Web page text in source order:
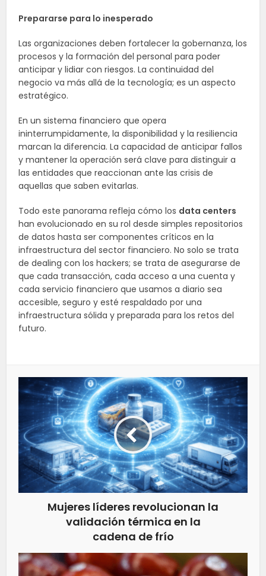
Prepararse para lo inesperado
Las organizaciones deben fortalecer la gobernanza, los
procesos y la formación del personal para poder
anticipar y lidiar con riesgos. La continuidad del
negocio va más allá de la tecnología; es un aspecto
estratégico.
En un sistema financiero que opera
ininterrumpidamente, la disponibilidad y la resiliencia
marcan la diferencia. La capacidad de anticipar fallos
y mantener la operación será clave para distinguir a
las entidades que reaccionan ante las crisis de
aquellas que saben evitarlas.
Todo este panorama refleja cómo los data centers
han evolucionado en su rol desde simples repositorios
de datos hasta ser componentes críticos en la
infraestructura del sector financiero. No solo se trata
de dealing con los hackers; se trata de asegurarse de
que cada transacción, cada acceso a una cuenta y
cada servicio financiero que usamos a diario sea
accesible, seguro y esté respaldado por una
infraestructura sólida y preparada para los retos del
futuro.
Mujeres líderes revolucionan la
validación térmica en la
cadena de frío